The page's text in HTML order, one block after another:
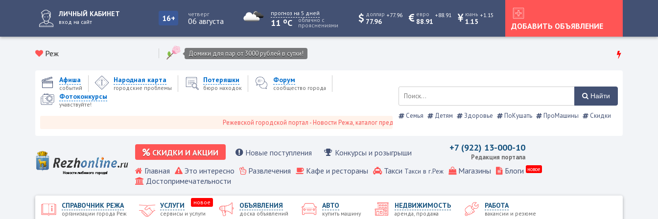
ЛИЧНЫЙ КАБИНЕТ
вход на сайт 16+ четверг
06 августа
прогноз на 5 дней
11 oC облачно с
прояснениями
доллар
77.96
+77.96 евро
88.91
+88.91 юань
1.15
+1.15
ДОБАВИТЬ ОБЪЯВЛЕНИЕ
Реж Домики для пар от 3000 рублей в сутки!
Афиша
событий
Народная карта
городские проблемы
Потеряшки
бюро находок
Форум
сообщество города
Фотоконкурсы
учавствуйте!
Режевской городской портал - Новости Режа, каталог предприятий, объявления, Режевской справочник
Найти
Семья Детям Здоровье ПоКушать ПроМашины Скидки
СКИДКИ И АКЦИИ Новые поступления Конкурсы и розыгрыши +7 (922) 13-000-10
Редакция портала
Главная Это интересно Развлечения Кафе и рестораны Такси Такси в г.Реж Магазины Блоги новое
Достопримечательности
СПРАВОЧНИК РЕЖА
организации города Реж
УСЛУГИ
сервисы и услуги
новое ОБЪЯВЛЕНИЯ
доска объявлений
АВТО
купить машину
НЕДВИЖИМОСТЬ
аренда, продажа
РАБОТА
вакансии и резюме